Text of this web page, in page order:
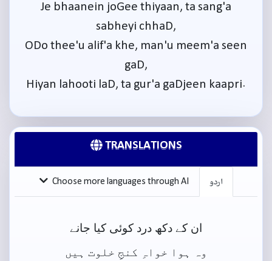
Je bhaanein joGee thiyaan, ta sang'a
sabheyi chhaD,
ODo thee'u alif'a khe, man'u meem'a seen
gaD,
Hiyan lahooti laD, ta gur'a gaDjeen kaapri.
TRANSLATIONS
اردو Choose more languages through AI
ان کے دکھ درد کوئی کیا جانے
وہ ہوا خواہِ کنجِ خلوت ہیں